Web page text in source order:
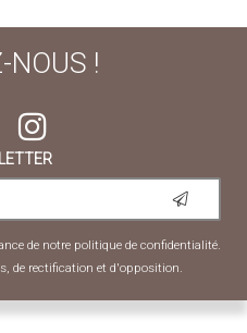
NOUS !
de notre politique de confidentialité.
de rectification et d'opposition.